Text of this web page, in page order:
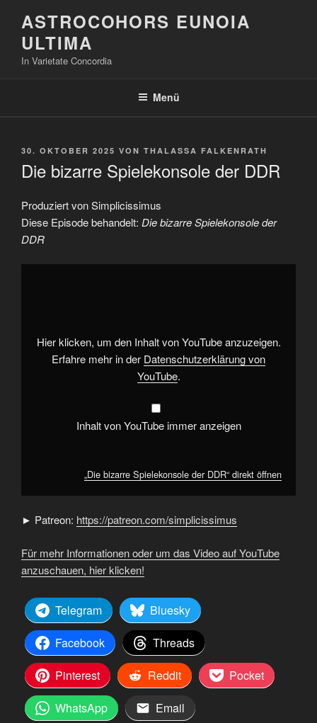
Inhalt
springen
ASTROCOHORS EUNOIA
ULTIMA
In Varietate Concordia
Menü
VERÖFFENTLICHT
30. OKTOBER 2025 VON THALASSA FALKENRATH
Die bizarre Spielekonsole der DDR
Produziert von Simplicissimus
Diese Episode behandelt: Die bizarre Spielekonsole der
DDR
„Die
anzeigen
Hier klicken, um den Inhalt von YouTube anzuzeigen.
Erfahre mehr in der Datenschutzerklärung von
YouTube.
Inhalt von YouTube immer anzeigen
„Die bizarre Spielekonsole der DDR“ direkt öffnen
► Patreon: https://patreon.com/simplicissimus
Für mehr Informationen oder um das Video auf YouTube
anzuschauen, hier klicken!
Telegram
Bluesky
Facebook
Threads
Pinterest
Reddit
Pocket
WhatsApp
Email